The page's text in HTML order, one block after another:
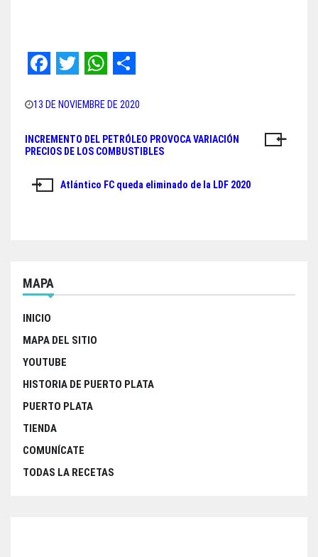
a
c
e
b
o
w
i
t
t
h
a
t
s
h
a
r
e
13 DE NOVIEMBRE DE 2020
Navegación
entradas
INCREMENTO DEL PETRÓLEO PROVOCA VARIACIÓN
PRECIOS DE LOS COMBUSTIBLES
Atlántico FC queda eliminado de la LDF 2020
MAPA
INICIO
MAPA DEL SITIO
YOUTUBE
HISTORIA DE PUERTO PLATA
PUERTO PLATA
TIENDA
COMUNÍCATE
TODAS LA RECETAS